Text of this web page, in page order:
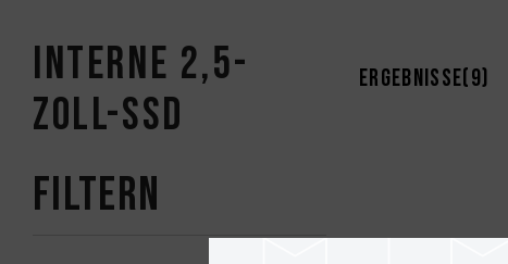
Interne 2,5-
Zoll-SSD
Filtern
Ergebnisse(9)